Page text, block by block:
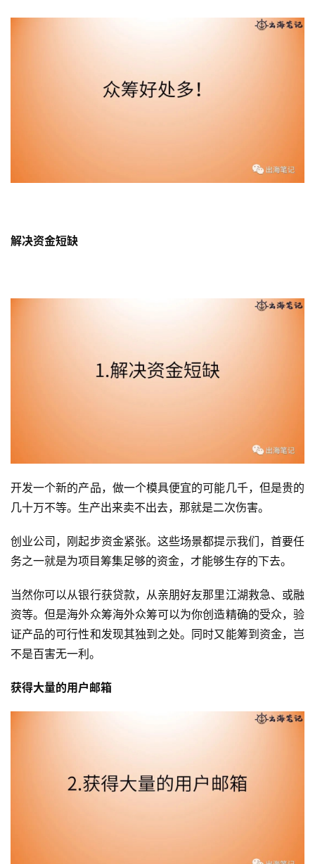
首
页
推
广
解决资金短缺
开发一个新的产品，做一个模具便宜的可能几千，但是贵的
几十万不等。生产出来卖不出去，那就是二次伤害。
创业公司，刚起步资金紧张。这些场景都提示我们，首要任
务之一就是为项目筹集足够的资金，才能够生存的下去。
当然你可以从银行获贷款，从亲朋好友那里江湖救急、或融
资等。但是海外众筹海外众筹可以为你创造精确的受众，验
证产品的可行性和发现其独到之处。同时又能筹到资金，岂
不是百害无一利。
获得大量的用户邮箱